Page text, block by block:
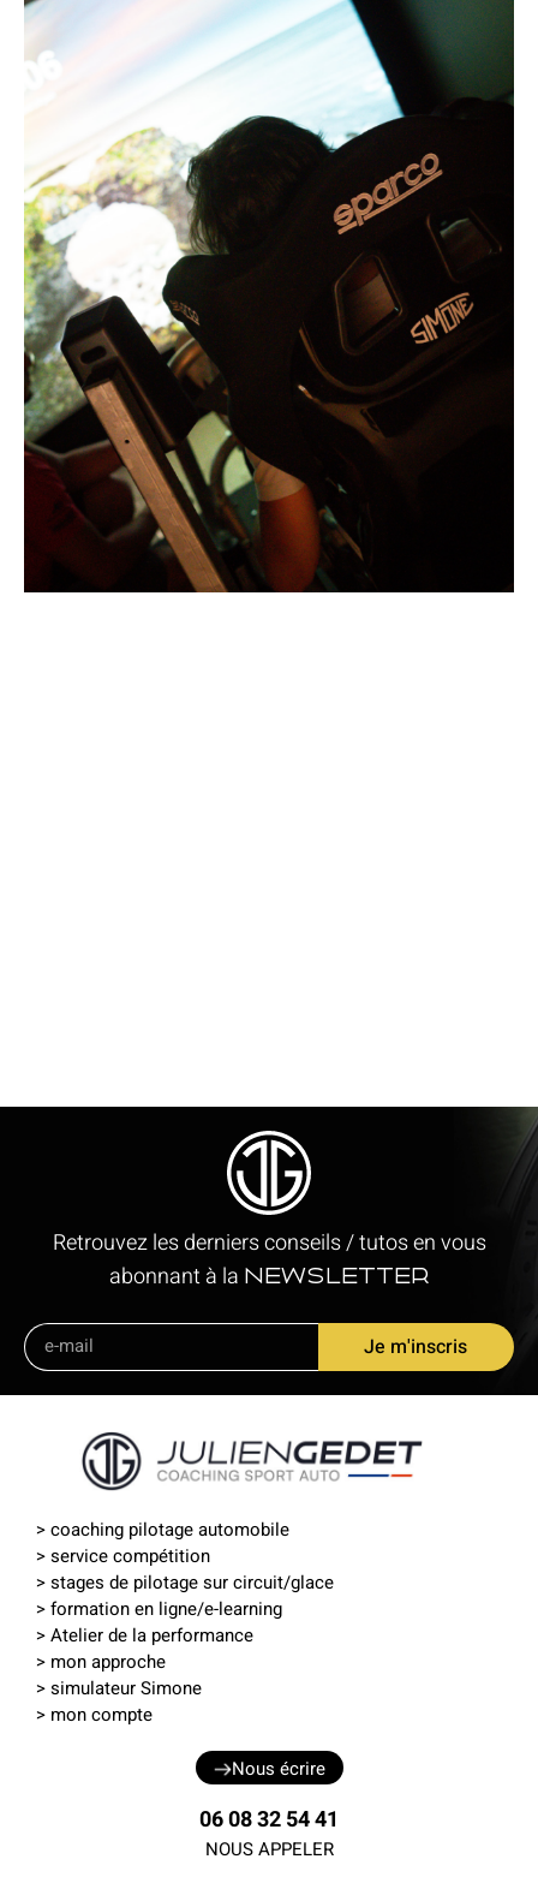
Retrouvez les derniers conseils / tutos en vous
abonnant à la newsletter
Je m'inscris
>coaching pilotage automobile
>service compétition
>stages de pilotage sur circuit/glace
>formation en ligne/e-learning
> Atelier de la performance
> mon approche
>simulateur Simone
> mon compte
Nous écrire
06 08 32 54 41
NOUS APPELER